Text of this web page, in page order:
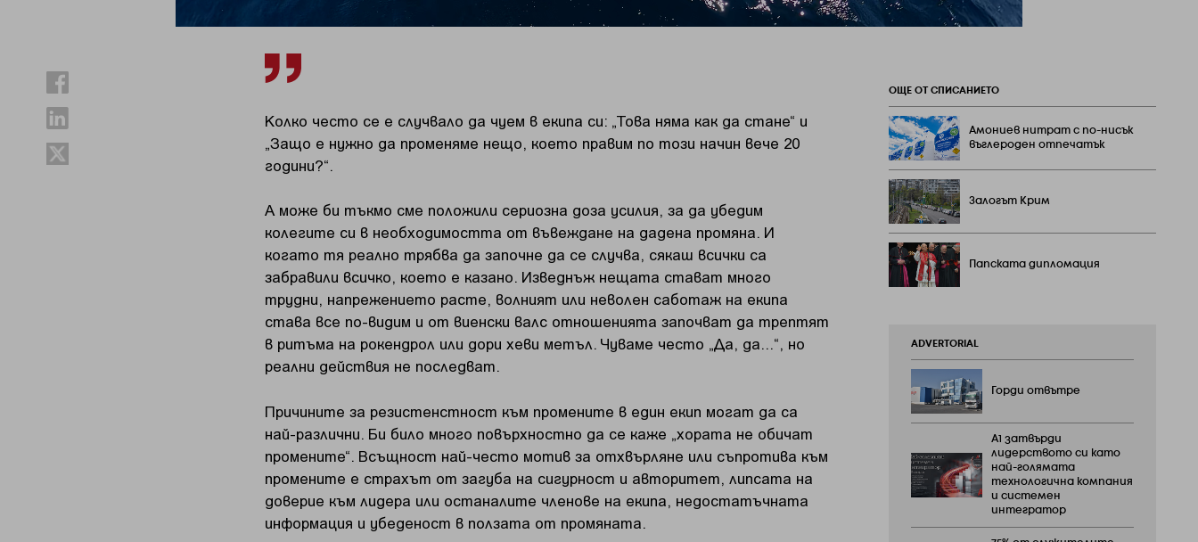
Колко често се е случвало да чуем в екипа си: „Това няма как да стане“ и
„Защо е нужно да променяме нещо, което правим по този начин вече 20
години?“.
А може би тъкмо сме положили сериозна доза усилия, за да убедим
колегите си в необходимостта от въвеждане на дадена промяна. И
когато тя реално трябва да започне да се случва, сякаш всички са
забравили всичко, което е казано. Изведнъж нещата стават много
трудни, напрежението расте, волният или неволен саботаж на екипа
става все по-видим и от виенски валс отношенията започват да трептят
в ритъма на рокендрол или дори хеви метъл. Чуваме често „Да, да...“, но
реални действия не последват.
Причините за резистенстност към промените в един екип могат да са
най-различни. Би било много повърхностно да се каже „хората не обичат
промените“. Всъщност най-често мотив за отхвърляне или съпротива към
промените е страхът от загуба на сигурност и авторитет, липсата на
доверие към лидера или останалите членове на екипа, недостатъчната
информация и убеденост в ползата от промяната.
ОЩЕ ОТ СПИСАНИЕТО
Амониев нитрат с по-нисък
въглероден отпечатък
Залогът Крим
Папската дипломация
ADVERTORIAL
Горди отвътре
А1 затвърди
лидерството си като
най-голямата
технологична компания
и системен
интегратор